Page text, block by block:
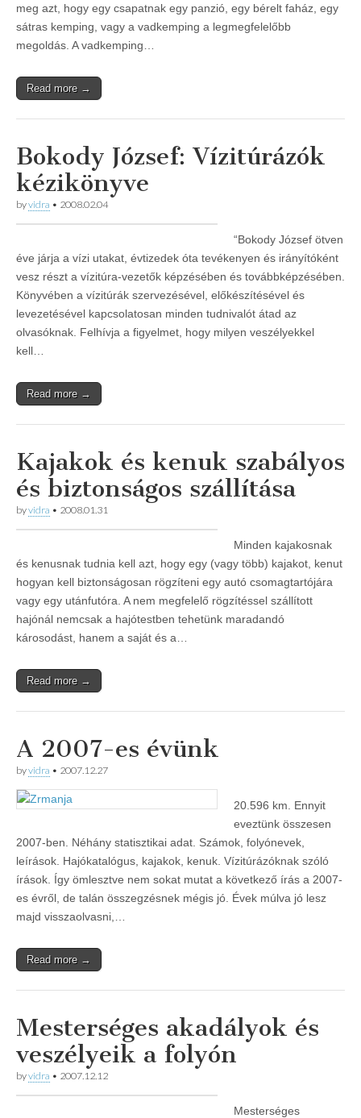
meg azt, hogy egy csapatnak egy panzió, egy bérelt faház, egy
sátras kemping, vagy a vadkemping a legmegfelelőbb
megoldás. A vadkemping…
Read more →
Bokody József: Vízitúrázók
kézikönyve
byvidra • 2008.02.04
“Bokody József ötven
éve járja a vízi utakat, évtizedek óta tevékenyen és irányítóként
vesz részt a vízitúra-vezetők képzésében és továbbképzésében.
Könyvében a vízitúrák szervezésével, előkészítésével és
levezetésével kapcsolatosan minden tudnivalót átad az
olvasóknak. Felhívja a figyelmet, hogy milyen veszélyekkel
kell…
Read more →
Kajakok és kenuk szabályos
és biztonságos szállítása
byvidra • 2008.01.31
Minden kajakosnak
és kenusnak tudnia kell azt, hogy egy (vagy több) kajakot, kenut
hogyan kell biztonságosan rögzíteni egy autó csomagtartójára
vagy egy utánfutóra. A nem megfelelő rögzítéssel szállított
hajónál nemcsak a hajótestben tehetünk maradandó
károsodást, hanem a saját és a…
Read more →
A 2007-es évünk
byvidra • 2007.12.27
20.596 km. Ennyit
eveztünk összesen
2007-ben. Néhány statisztikai adat. Számok, folyónevek,
leírások. Hajókatalógus, kajakok, kenuk. Vízitúrázóknak szóló
írások. Így ömlesztve nem sokat mutat a következő írás a 2007-
es évről, de talán összegzésnek mégis jó. Évek múlva jó lesz
majd visszaolvasni,…
Read more →
Mesterséges akadályok és
veszélyeik a folyón
byvidra • 2007.12.12
Mesterséges